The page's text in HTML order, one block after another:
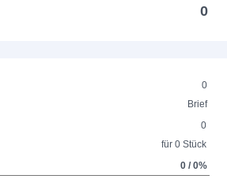
0
0
Brief
0
für 0 Stück
0 / 0%